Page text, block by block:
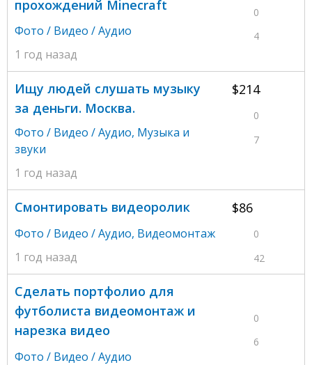
0
4
прохождений Minecraft
Фото / Видео / Аудио
1 год назад
$214
0
7
Ищу людей слушать музыку
за деньги. Москва.
Фото / Видео / Аудио, Музыка и
звуки
1 год назад
$86
0
42
Смонтировать видеоролик
Фото / Видео / Аудио, Видеомонтаж
1 год назад
0
6
Сделать портфолио для
футболиста видеомонтаж и
нарезка видео
Фото / Видео / Аудио